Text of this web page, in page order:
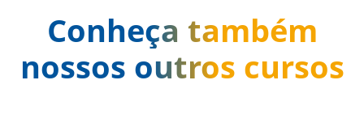
Conheça também
nossos outros cursos